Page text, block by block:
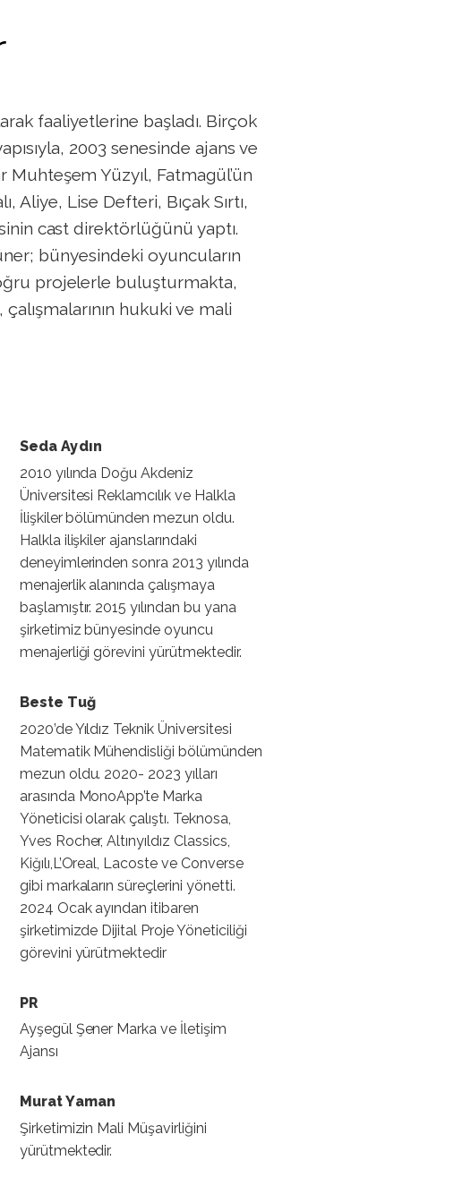
faaliyetlerine başladı. Birçok
2003 senesinde ajans ve
Muhteşem Yüzyıl, Fatmagül’ün
Aliye, Lise Defteri, Bıçak Sırtı,
cast direktörlüğünü yaptı.
bünyesindeki oyuncuların
projelerle buluşturmakta,
hukuki ve mali
Seda Aydın
2010 yılında Doğu Akdeniz
Üniversitesi Reklamcılık ve Halkla
İlişkiler bölümünden mezun oldu.
Halkla ilişkiler ajanslarındaki
deneyimlerinden sonra 2013 yılında
menajerlik alanında çalışmaya
başlamıştır. 2015 yılından bu yana
şirketimiz bünyesinde oyuncu
menajerliği görevini yürütmektedir.
Beste Tuğ
2020’de Yıldız Teknik Üniversitesi
Matematik Mühendisliği bölümünden
mezun oldu. 2020- 2023 yılları
arasında MonoApp’te Marka
Yöneticisi olarak çalıştı. Teknosa,
Yves Rocher, Altınyıldız Classics,
Kiğılı,L’Oreal, Lacoste ve Converse
gibi markaların süreçlerini yönetti.
2024 Ocak ayından itibaren
şirketimizde Dijital Proje Yöneticiliği
görevini yürütmektedir
PR
Ayşegül Şener Marka ve İletişim
Ajansı
Murat Yaman
Şirketimizin Mali Müşavirliğini
yürütmektedir.